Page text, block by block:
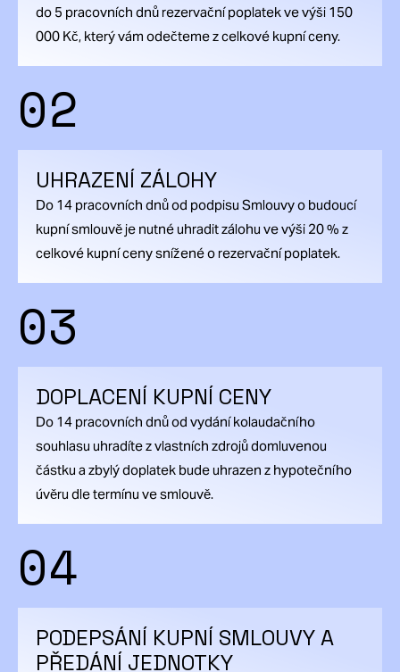
do 5 pracovních dnů rezervační poplatek ve výši 150
000 Kč, který vám odečteme z celkové kupní ceny.
02
UHRAZENÍ ZÁLOHY
Do 14 pracovních dnů od podpisu Smlouvy o budoucí
kupní smlouvě je nutné uhradit zálohu ve výši 20 % z
celkové kupní ceny snížené o rezervační poplatek.
03
DOPLACENÍ KUPNÍ CENY
Do 14 pracovních dnů od vydání kolaudačního
souhlasu uhradíte z vlastních zdrojů domluvenou
částku a zbylý doplatek bude uhrazen z hypotečního
úvěru dle termínu ve smlouvě.
04
PODEPSÁNÍ KUPNÍ SMLOUVY A
PŘEDÁNÍ JEDNOTKY